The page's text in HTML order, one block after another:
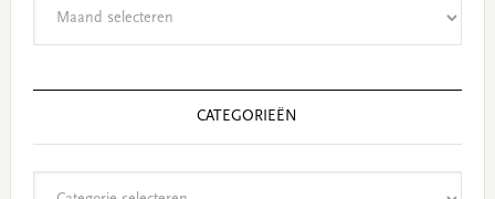
CATEGORIEËN